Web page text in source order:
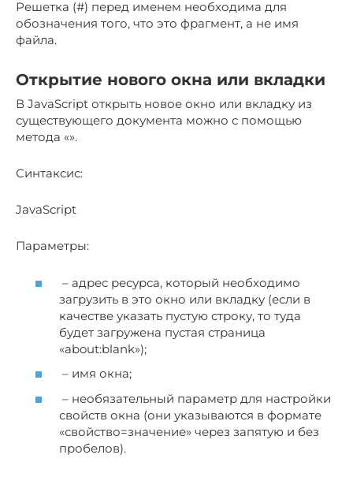
Решетка (#) перед именем необходима для
обозначения того, что это фрагмент, а не имя
файла.
Открытие нового окна или вкладки
В JavaScript открыть новое окно или вкладку из
существующего документа можно с помощью
метода «».
Синтаксис:
JavaScript
Параметры:
– адрес ресурса, который необходимо
загрузить в это окно или вкладку (если в
качестве указать пустую строку, то туда
будет загружена пустая страница
«about:blank»);
– имя окна;
– необязательный параметр для настройки
свойств окна (они указываются в формате
«свойство=значение» через запятую и без
пробелов).